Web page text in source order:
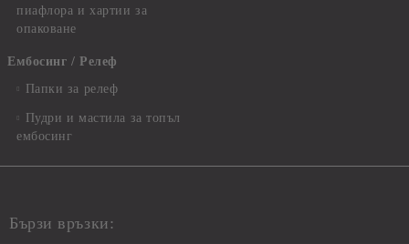
пиафлора и хартии за
опаковане
Ембосинг / Релеф
Папки за релеф
Пудри и мастила за топъл
ембосинг
Бързи връзки: